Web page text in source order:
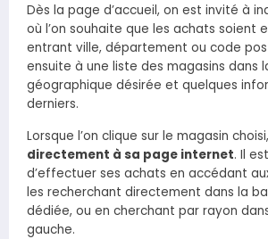
Dès la page d’accueil, on est invité à
où l’on souhaite que les achats soient
entrant ville, département ou code
ensuite à une liste des magasins dans
géographique désirée et quelques
derniers.
Lorsque l’on clique sur le magasin
directement à sa page internet. Il
d’effectuer ses achats en accédant
les recherchant directement dans la
dédiée, ou en cherchant par rayon
gauche.